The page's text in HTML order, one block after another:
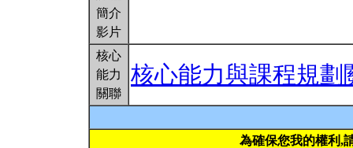
簡介
影片
核心
能力
關聯
核心能力與課程規劃
為確保您我的權利,